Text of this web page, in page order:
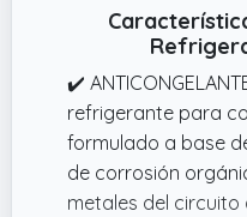
✔️
refrigerante para
formulado a base
de corrosión
metales del circuito